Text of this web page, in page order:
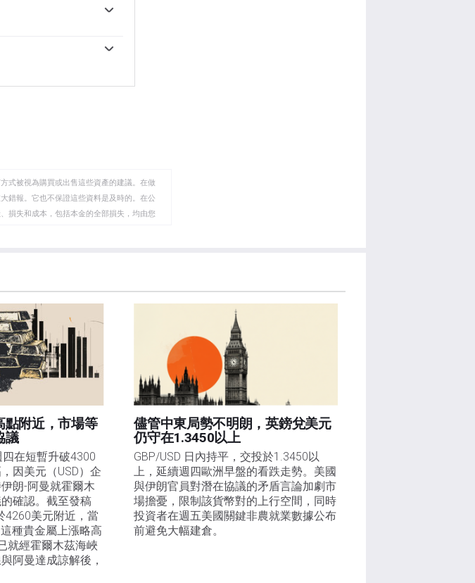
、戰爭和製裁可能會
可能表明需求增加，
個政府機構。
佩克決定降低配額時，
國，其中最引人註目的
式被視為購買或出售這些資產的建議。在做
錯報。它也不保證這些資料是及時的。在公
損失和成本，包括本金的全部損失，均由您
和作者將不承擔任何錯誤，遺漏或任何損
顧問，本文內容無意提供任何投資建議。
點附近，市場等
議
四在短暫升破4300
因美元（USD）企
朗-阿曼就霍爾木
確認。截至發稿
4260美元附近，當
種貴金屬上漲略高
就經霍爾木茲海峽
阿曼達成諒解後，
儘管中東局勢不明朗，英鎊兌美元
仍守在1.3450以上
GBP/USD 日內持平，交投於1.3450以
上，延續週四歐洲早盤的看跌走勢。美國
與伊朗官員對潛在協議的矛盾言論加劇市
場擔憂，限制該貨幣對的上行空間，同時
投資者在週五美國關鍵非農就業數據公布
前避免大幅建倉。